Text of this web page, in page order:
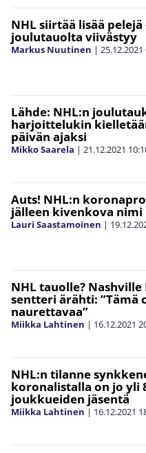
NHL siirtää lisää pelejä
joulutauolta viivästyy
Markus Nuutinen | 25.12.2021
Lähde: NHL:n
harjoittelukin
päivän ajaksi
Mikko Saarela | 21.12.2021
Auts! NHL:n
jälleen kivenkova nimi
Lauri Saastamoinen |
NHL tauolle? Nashville
sentteri ärähti: ”Tämä
naurettavaa”
Miikka Lahtinen | 16.12.2021
NHL:n tilanne
koronalistalla on jo yli
joukkueiden jäsentä
Miikka Lahtinen | 16.12.2021